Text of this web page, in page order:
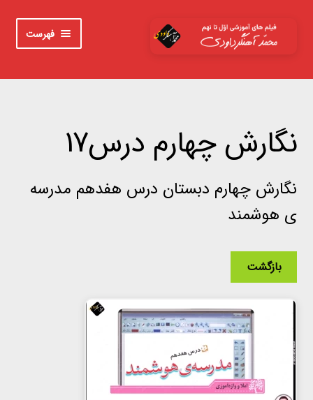
فهرست
خانه
دوم
سوم
چهارم
پنجم
ششم
هفتم
نگارش چهارم درس17
نگارش چهارم دبستان درس هفدهم مدرسه
ی هوشمند
بازگشت